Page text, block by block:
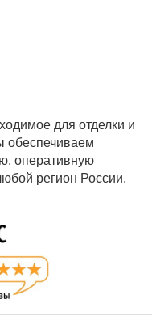
для отделки и
обеспечиваем
оперативную
регион России.